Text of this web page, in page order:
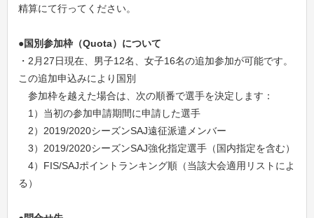
精算にて行ってください。
●国別参加枠（Quota）について
・2月27日現在、男子12名、女子16名の追加参加が可能です。
この追加申込みにより国別
参加枠を越えた場合は、次の順番で選手を決定します：
1）当初の参加申請期間に申請した選手
2）2019/2020シーズンSAJ遠征派遣メンバー
3）2019/2020シーズンSAJ強化指定選手（国内指定を含む）
4）FIS/SAJポイントランキング順（当該大会適用リストによ
る）